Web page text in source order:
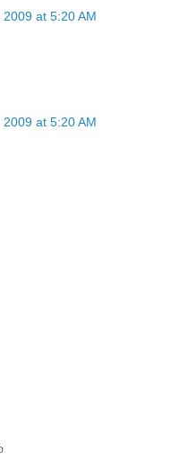
at 5:20 AM
at 5:20 AM